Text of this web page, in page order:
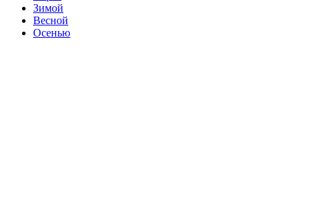
Зимой
Весной
Осенью